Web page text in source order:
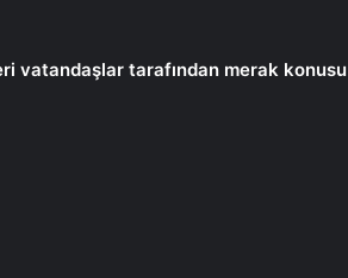
vatandaşlar tarafından merak konusu